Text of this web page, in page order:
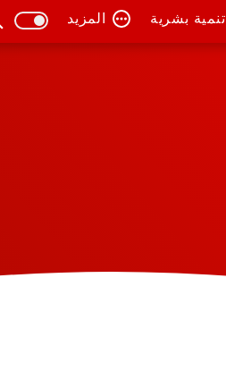
تنمية بشرية المزيد